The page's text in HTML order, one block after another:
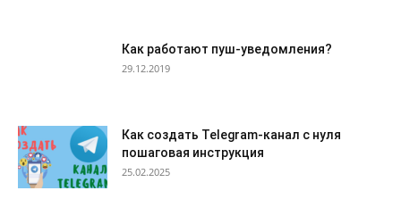
Как работают пуш-уведомления?
29.12.2019
Как создать Telegram-канал с нуля
пошаговая инструкция
25.02.2025